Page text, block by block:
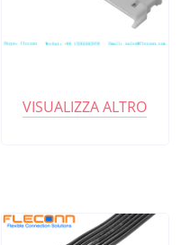
VISUALIZZA ALTRO